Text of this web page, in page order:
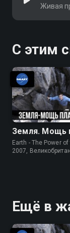
Живая
С этим
Земля. Мощь
Earth - The Power of
2007,
Ещё в